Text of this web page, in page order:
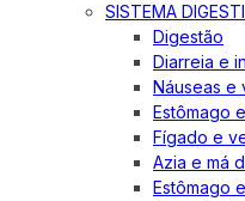
SISTEMA
Digestão
Diarreia e
Náuseas e
Estômago
Fígado e
Azia e má
Estômago